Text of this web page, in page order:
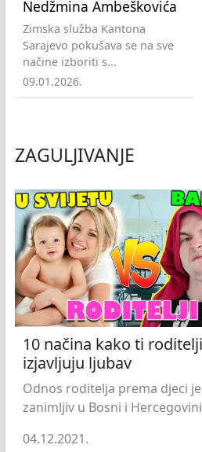
Nedžmina Ambeškovića
Zimska služba Kantona
Sarajevo pokušava se na sve
načine izboriti s...
09.01.2026.
ZAGULJIVANJE
10 načina kako ti
izjavljuju ljubav
Odnos roditelja prema djeci
zanimljiv u Bosni i
04.12.2021.